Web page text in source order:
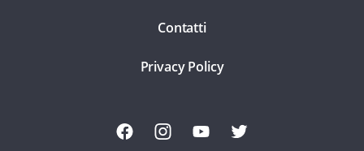
Contatti
Privacy Policy